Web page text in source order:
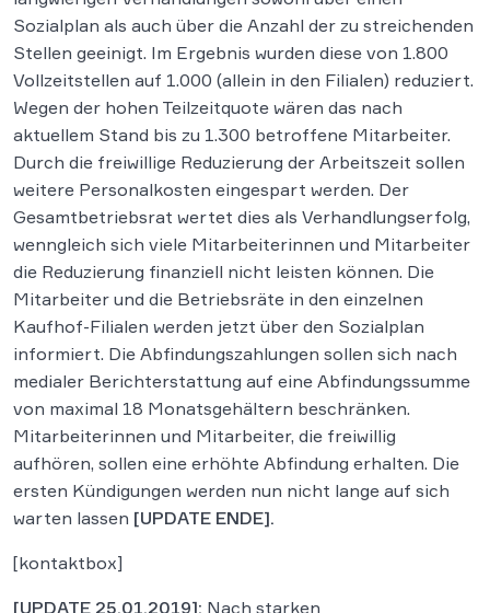
Sozialplan als auch über die Anzahl der zu streichenden
Stellen geeinigt. Im Ergebnis wurden diese von 1.800
Vollzeitstellen auf 1.000 (allein in den Filialen) reduziert.
Wegen der hohen Teilzeitquote wären das nach
aktuellem Stand bis zu 1.300 betroffene Mitarbeiter.
Durch die freiwillige Reduzierung der Arbeitszeit sollen
weitere Personalkosten eingespart werden. Der
Gesamtbetriebsrat wertet dies als Verhandlungserfolg,
wenngleich sich viele Mitarbeiterinnen und Mitarbeiter
die Reduzierung finanziell nicht leisten können. Die
Mitarbeiter und die Betriebsräte in den einzelnen
Kaufhof-Filialen werden jetzt über den Sozialplan
informiert. Die Abfindungszahlungen sollen sich nach
medialer Berichterstattung auf eine Abfindungssumme
von maximal 18 Monatsgehältern beschränken.
Mitarbeiterinnen und Mitarbeiter, die freiwillig
aufhören, sollen eine erhöhte Abfindung erhalten. Die
ersten Kündigungen werden nun nicht lange auf sich
warten lassen [UPDATE ENDE].
[kontaktbox]
[UPDATE 25.01.2019]: Nach starken